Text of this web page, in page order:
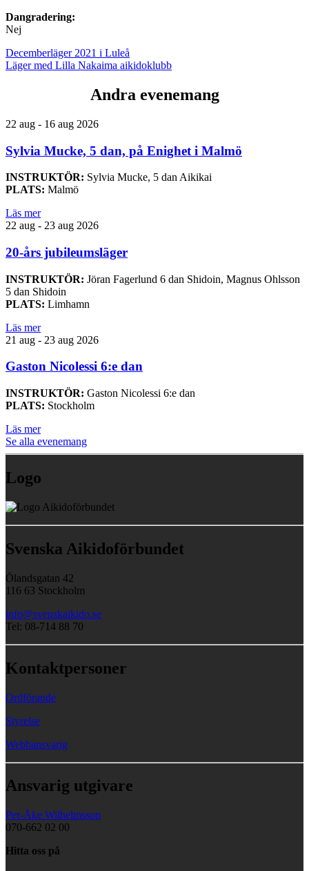
Dangradering:
Nej
Decemberläger 2021 i Luleå
Läger med Lilla Nakaima aikidoklubb
Andra evenemang
22 aug - 16 aug 2026
Sylvia Mucke, 5 dan, på Enighet i Malmö
INSTRUKTÖR: Sylvia Mucke, 5 dan Aikikai
PLATS: Malmö
Läs mer
22 aug - 23 aug 2026
20-års jubileumsläger
INSTRUKTÖR: Jöran Fagerlund 6 dan Shidoin, Magnus Ohlsson
5 dan Shidoin
PLATS: Limhamn
Läs mer
21 aug - 23 aug 2026
Gaston Nicolessi 6:e dan
INSTRUKTÖR: Gaston Nicolessi 6:e dan
PLATS: Stockholm
Läs mer
Se alla evenemang
Logo
Svenska Aikidoförbundet
Ölandsgatan 42
116 63 Stockholm
info@svenskaikido.se
Tel: 08-714 88 70
Kontaktpersoner
Ordförande
Styrelse
Webbansvarig
Ansvarig utgivare
Per-Åke Wilhelmsson
070-662 02 00
Hitta oss på